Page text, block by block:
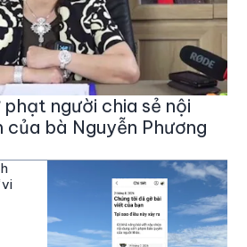
người chia sẻ nội
của bà Nguyễn Phương